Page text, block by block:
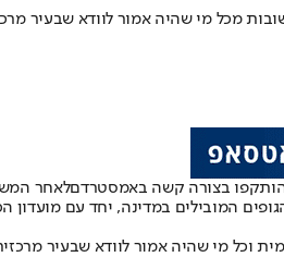
מכל מי שהיה אמור לוודא שבעיר
בצורה קשה באמסטרדםלאחר
המובילים במדינה, יחד עם
וכל מי שהיה אמור לוודא שבעיר